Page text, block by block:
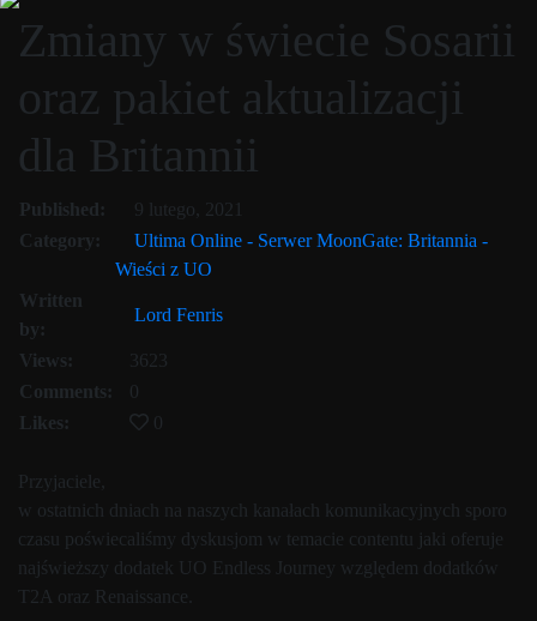
Zmiany w świecie Sosarii
oraz pakiet aktualizacji
dla Britannii
17 lutego, 2021
Published:
9 lutego, 2021
Category:
Ultima Online - Serwer MoonGate: Britannia -
Wieści z UO
Written
by:
Lord Fenris
Views:
3623
Comments:
0
Likes:
0
Przyjaciele,
w ostatnich dniach na naszych kanałach komunikacyjnych sporo
czasu poświecaliśmy dyskusjom w temacie contentu jaki oferuje
najświeższy dodatek UO Endless Journey względem dodatków
T2A oraz Renaissance.